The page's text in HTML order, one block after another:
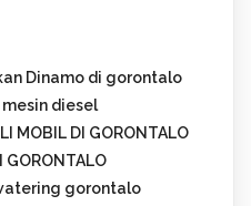
Dinamo di gorontalo
diesel
MOBIL DI GORONTALO
GORONTALO
gorontalo